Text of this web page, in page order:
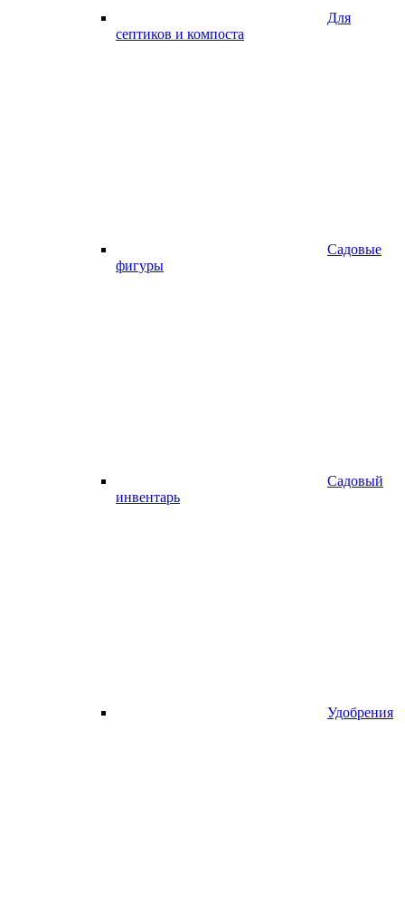
Для
септиков и компоста
Садовые
фигуры
Садовый
инвентарь
Удобрения